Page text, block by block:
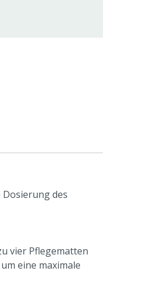
Dosierung des
vier Pflegematten
eine maximale